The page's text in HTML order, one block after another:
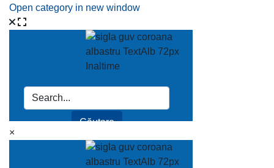
Open category in new window
×